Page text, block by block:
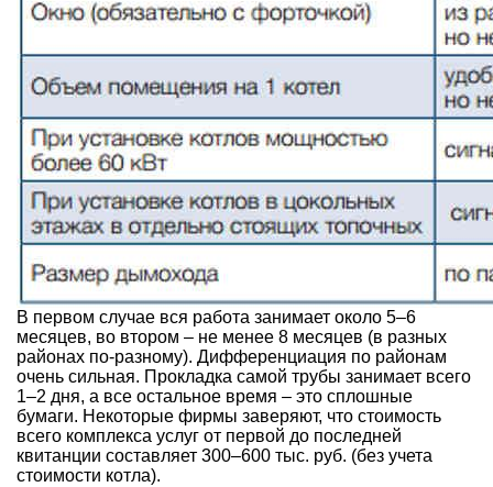
В первом случае вся работа занимает около 5–6
месяцев, во втором – не менее 8 месяцев (в разных
районах по-разному). Дифференциация по районам
очень сильная. Прокладка самой трубы занимает всего
1–2 дня, а все остальное время – это сплошные
бумаги. Некоторые фирмы заверяют, что стоимость
всего комплекса услуг от первой до последней
квитанции составляет 300–600 тыс. руб. (без учета
стоимости котла).